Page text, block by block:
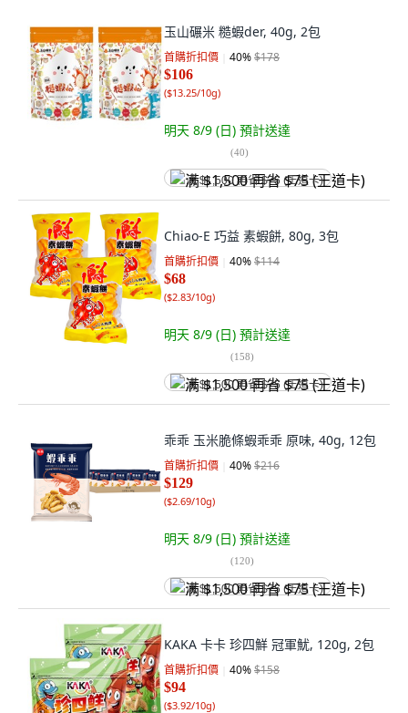
玉山碾米 糙蝦der, 40g, 2包
首購折扣價 40%$178
$106
($13.25/10g)
明天 8/9 (日) 預計送達
(40)
满 $1,500 再省 $75 (王道卡)
Chiao-E 巧益 素蝦餅, 80g, 3包
首購折扣價 40%$114
$68
($2.83/10g)
明天 8/9 (日) 預計送達
(158)
满 $1,500 再省 $75 (王道卡)
乖乖 玉米脆條蝦乖乖 原味, 40g, 12包
首購折扣價 40%$216
$129
($2.69/10g)
明天 8/9 (日) 預計送達
(120)
满 $1,500 再省 $75 (王道卡)
KAKA 卡卡 珍四鮮 冠軍魷, 120g, 2包
首購折扣價 40%$158
$94
($3.92/10g)